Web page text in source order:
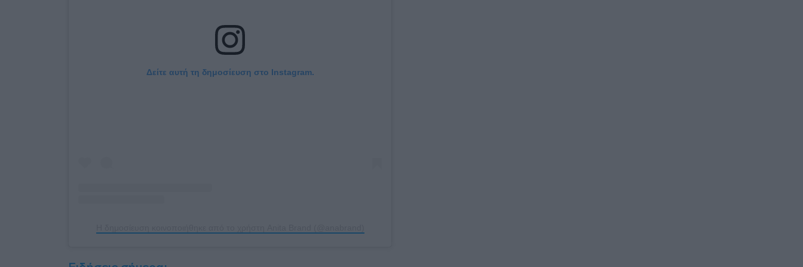
Δείτε αυτή τη δημοσίευση στο Instagram.